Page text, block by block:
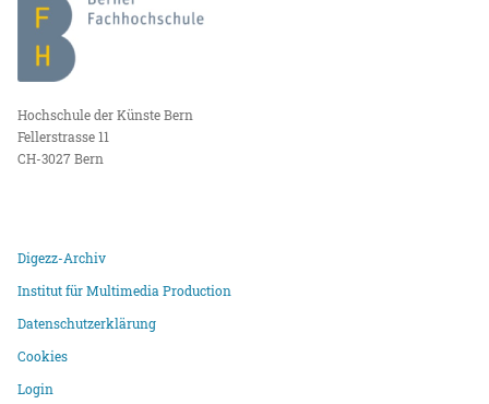
Hochschule der Künste Bern
Fellerstrasse 11
CH-3027 Bern
Digezz-Archiv
Institut für Multimedia Production
Datenschutzerklärung
Cookies
Login